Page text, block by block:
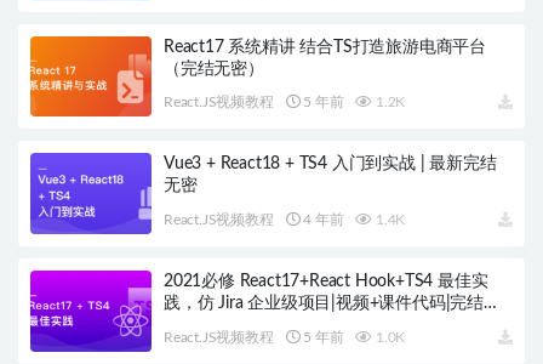
React17 系统精讲 结合TS打造旅游电商平台
（完结无密）
React.JS视频教程 5 年前 1.2K
Vue3 + React18 + TS4 入门到实战 | 最新完结
无密
React.JS视频教程 4 年前 1.4K
2021必修 React17+React Hook+TS4 最佳实
践，仿 Jira 企业级项目|视频+课件代码|完结无
React.JS视频教程 5 年前 1.0K